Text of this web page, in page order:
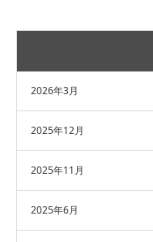
2026年3月
2025年12月
2025年11月
2025年6月